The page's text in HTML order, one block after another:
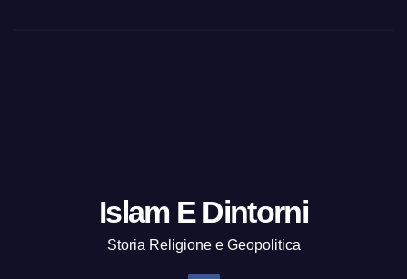
Islam E Dintorni
Storia Religione e Geopolitica